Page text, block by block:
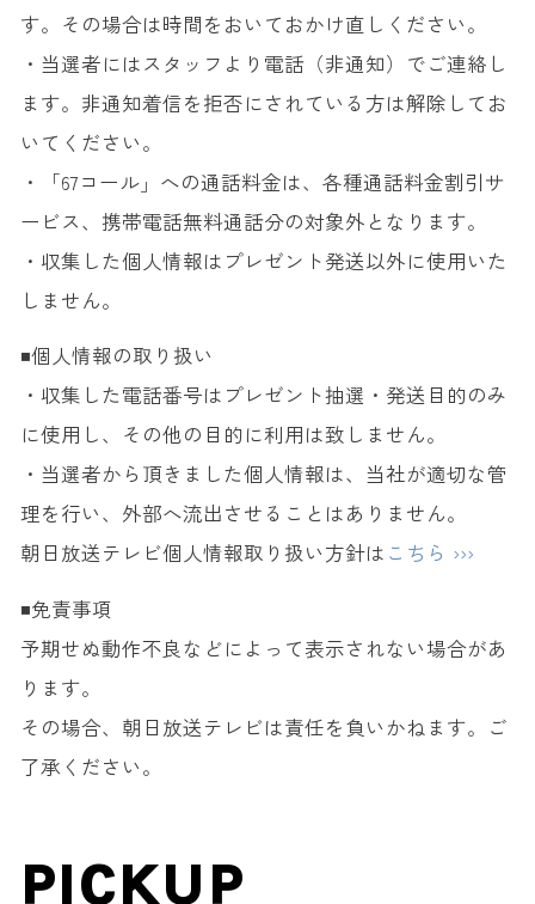
す。その場合は時間をおいておかけ直しください。
・当選者にはスタッフより電話（非通知）でご連絡し
ます。非通知着信を拒否にされている方は解除してお
いてください。
・「67コール」への通話料金は、各種通話料金割引サ
ービス、携帯電話無料通話分の対象外となります。
・収集した個人情報はプレゼント発送以外に使用いた
しません。
◾️個人情報の取り扱い
・収集した電話番号はプレゼント抽選・発送目的のみ
に使用し、その他の目的に利用は致しません。
・当選者から頂きました個人情報は、当社が適切な管
理を行い、外部へ流出させることはありません。
朝日放送テレビ個人情報取り扱い方針は こちら ›››
◾️免責事項
予期せぬ動作不良などによって表示されない場合があ
ります。
その場合、朝日放送テレビは責任を負いかねます。ご
了承ください。
PICKUP